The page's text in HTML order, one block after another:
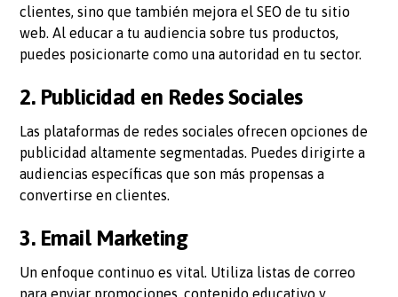
clientes, sino que también mejora el SEO de tu sitio
web. Al educar a tu audiencia sobre tus productos,
puedes posicionarte como una autoridad en tu sector.
2. Publicidad en Redes Sociales
Las plataformas de redes sociales ofrecen opciones de
publicidad altamente segmentadas. Puedes dirigirte a
audiencias específicas que son más propensas a
convertirse en clientes.
3. Email Marketing
Un enfoque continuo es vital. Utiliza listas de correo
para enviar promociones, contenido educativo y